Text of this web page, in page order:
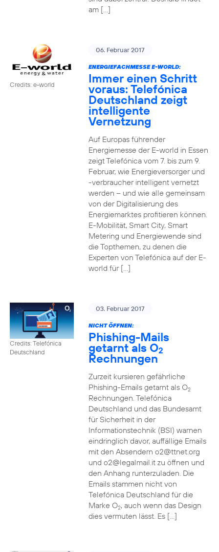
am […]
Credits: e-world
06. Februar 2017
ENERGIEFACHMESSE E-WORLD:
Immer einen Schritt
voraus: Telefónica
Deutschland zeigt
intelligente
Vernetzung
Auf Europas führender
Energiemesse der E-world in Essen
zeigt Telefónica vom 7. bis zum 9.
Februar, wie Energieversorger und
-verbraucher intelligent vernetzt
werden – und wie alle gemeinsam
von der Digitalisierung des
Energiemarktes profitieren können.
E-Mobilität, Smart City, Smart
Metering und Energiewende sind
die Topthemen, zu denen die
Experten von Telefónica auf der E-
world für […]
Credits: Telefónica
Deutschland
03. Februar 2017
NICHT ÖFFNEN:
Phishing-Mails
getarnt als O2
Rechnungen
Zurzeit kursieren gefährliche
Phishing-Emails getarnt als O2
Rechnungen. Telefónica
Deutschland und das Bundesamt
für Sicherheit in der
Informationstechnik (BSI) warnen
eindringlich davor, auffällige Emails
mit den Absendern o2@ttnet.org
und o2@legalmail.it zu öffnen und
den Anhang runterzuladen. Die
Emails stammen nicht von
Telefónica Deutschland für die
Marke O2, auch wenn das Design
dies vermuten lässt. Es […]